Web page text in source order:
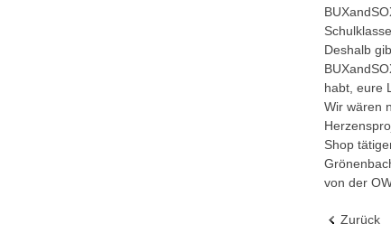
Deshalb
habt, eure
Wir wären
Shop
von der
Zurück